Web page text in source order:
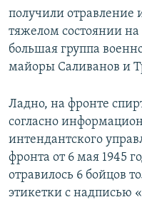
получили отравление
тяжелом состоянии
большая группа
майоры Саливанов и
Ладно, на фронте
согласно
интендантского
фронта от 6 мая 1945
отравилось 6 бойцов
этикетки с надписью